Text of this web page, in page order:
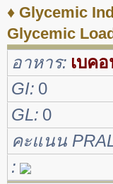
♦ Glycemic
Glycemic
อาหาร เบค
GI 0
GL 0
คะแนน